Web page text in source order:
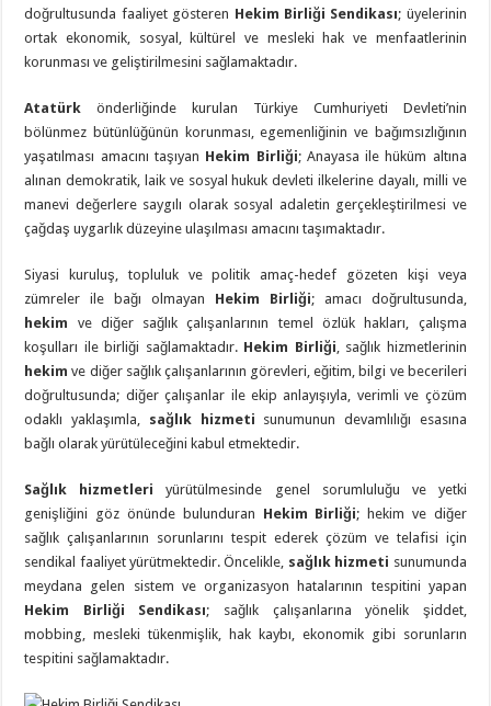
doğrultusunda faaliyet gösteren Hekim Birliği Sendikası; üyelerinin
ortak ekonomik, sosyal, kültürel ve mesleki hak ve menfaatlerinin
korunması ve geliştirilmesini sağlamaktadır.
Atatürk önderliğinde kurulan Türkiye Cumhuriyeti Devleti’nin
bölünmez bütünlüğünün korunması, egemenliğinin ve bağımsızlığının
yaşatılması amacını taşıyan Hekim Birliği; Anayasa ile hüküm altına
alınan demokratik, laik ve sosyal hukuk devleti ilkelerine dayalı, milli ve
manevi değerlere saygılı olarak sosyal adaletin gerçekleştirilmesi ve
çağdaş uygarlık düzeyine ulaşılması amacını taşımaktadır.
Siyasi kuruluş, topluluk ve politik amaç-hedef gözeten kişi veya
zümreler ile bağı olmayan Hekim Birliği; amacı doğrultusunda,
hekim ve diğer sağlık çalışanlarının temel özlük hakları, çalışma
koşulları ile birliği sağlamaktadır. Hekim Birliği, sağlık hizmetlerinin
hekim ve diğer sağlık çalışanlarının görevleri, eğitim, bilgi ve becerileri
doğrultusunda; diğer çalışanlar ile ekip anlayışıyla, verimli ve çözüm
odaklı yaklaşımla, sağlık hizmeti sunumunun devamlılığı esasına
bağlı olarak yürütüleceğini kabul etmektedir.
Sağlık hizmetleri yürütülmesinde genel sorumluluğu ve yetki
genişliğini göz önünde bulunduran Hekim Birliği; hekim ve diğer
sağlık çalışanlarının sorunlarını tespit ederek çözüm ve telafisi için
sendikal faaliyet yürütmektedir. Öncelikle, sağlık hizmeti sunumunda
meydana gelen sistem ve organizasyon hatalarının tespitini yapan
Hekim Birliği Sendikası; sağlık çalışanlarına yönelik şiddet,
mobbing, mesleki tükenmişlik, hak kaybı, ekonomik gibi sorunların
tespitini sağlamaktadır.